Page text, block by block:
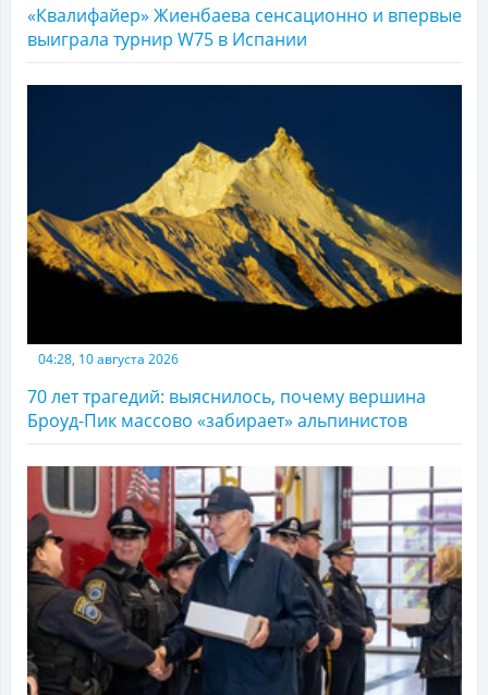
«Квалифайер» Жиенбаева сенсационно и впервые
выиграла турнир W75 в Испании
04:28, 10 августа 2026
70 лет трагедий: выяснилось, почему вершина
Броуд-Пик массово «забирает» альпинистов